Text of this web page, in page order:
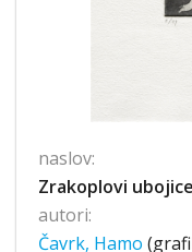
naslov:
Zrakoplovi
autori:
Čavrk, Hamo